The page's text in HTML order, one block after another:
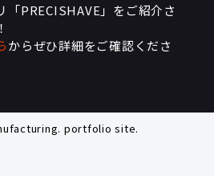
「PRECISHAVE」をご紹介さ
からぜひ詳細をご確認くださ
portfolio site.